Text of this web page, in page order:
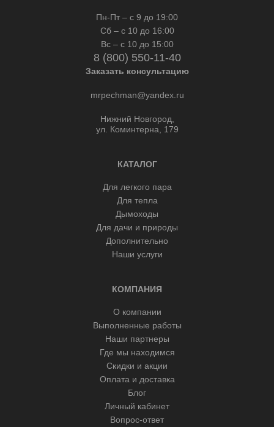
Пн-Пт – с 9 до 19:00
Сб – с 10 до 16:00
Вс – с 10 до 15:00
8 (800) 550-11-40
Заказать консультацию
mrpechman@yandex.ru
Нижний Новгород,
ул. Коминтерна, 179
КАТАЛОГ
Для легкого пара
Для тепла
Дымоходы
Для дачи и природы
Дополнительно
Наши услуги
КОМПАНИЯ
О компании
Выполненные работы
Наши партнеры
Где мы находимся
Скидки и акции
Оплата и доставка
Блог
Личный кабинет
Вопрос-ответ